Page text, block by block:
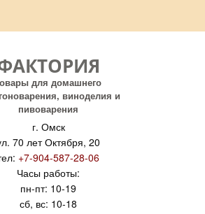
для домашнего
виноделия и
пивоварения
г. Омск
70 лет Октября, 20
+7-904-587-28-06
Часы работы:
пн-пт: 10-19
сб, вс: 10-18